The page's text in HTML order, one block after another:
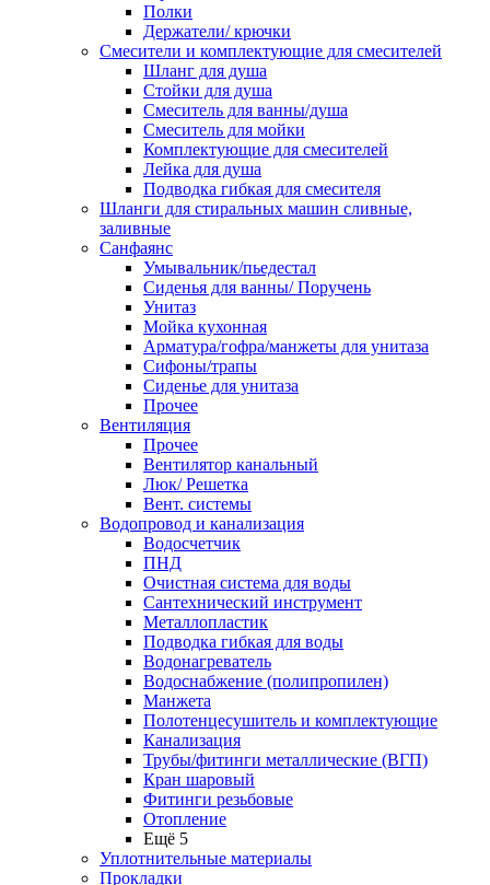
Полки
Держатели/ крючки
Смесители и комплектующие для смесителей
Шланг для душа
Стойки для душа
Смеситель для ванны/душа
Смеситель для мойки
Комплектующие для смесителей
Лейка для душа
Подводка гибкая для смесителя
Шланги для стиральных машин сливные,
заливные
Санфаянс
Умывальник/пьедестал
Сиденья для ванны/ Поручень
Унитаз
Мойка кухонная
Арматура/гофра/манжеты для унитаза
Сифоны/трапы
Сиденье для унитаза
Прочее
Вентиляция
Прочее
Вентилятор канальный
Люк/ Решетка
Вент. системы
Водопровод и канализация
Водосчетчик
ПНД
Очистная система для воды
Сантехнический инструмент
Металлопластик
Подводка гибкая для воды
Водонагреватель
Водоснабжение (полипропилен)
Манжета
Полотенцесушитель и комплектующие
Канализация
Трубы/фитинги металлические (ВГП)
Кран шаровый
Фитинги резьбовые
Отопление
Ещё 5
Уплотнительные материалы
Прокладки